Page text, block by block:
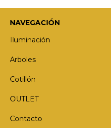
NAVEGACIÓN
Iluminación
Arboles
Cotillón
OUTLET
Contacto